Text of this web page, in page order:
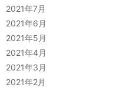
2021年7月
2021年6月
2021年5月
2021年4月
2021年3月
2021年2月